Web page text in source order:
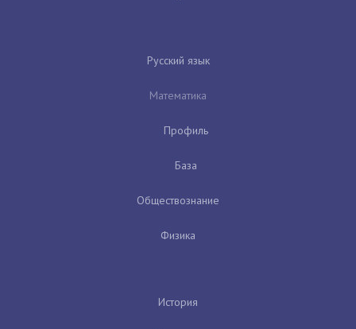
Русский язык
Математика
Профиль
База
Обществознание
Физика
История